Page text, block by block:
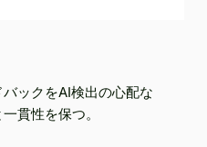
ックをAI検出の心配な
貫性を保つ。